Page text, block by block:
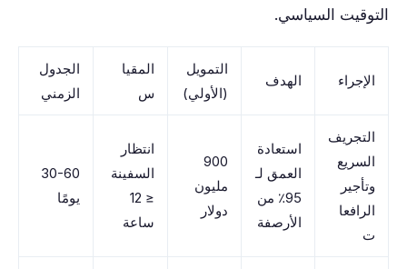
التوقيت السياسي.
الإجراء الهدف
التمويل
(الأولي)
المقيا
س
الجدول
الزمني
التجريف
السريع
وتأجير
الرافعا
ت
استعادة
العمق لـ
95٪ من
الأرصفة
900
مليون
دولار
انتظار
السفينة
≤ 12
ساعة
30-60
يومًا